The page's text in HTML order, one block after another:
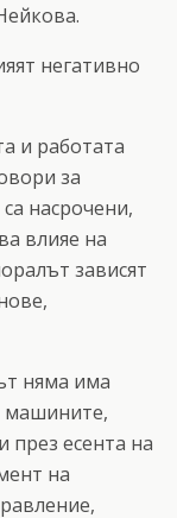
негативно
и работата
за
насрочени,
влияе на
зависят
няма има
машините,
през есента на
на